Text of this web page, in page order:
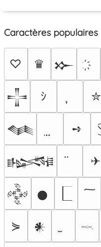
Caractères populaires
♡ ♛ 𒁍
𒋲 ｼ ✮
𒈝 ➺
𒈙 ✈
𒅒 𒊹
⋟ 𒀭 𓎖